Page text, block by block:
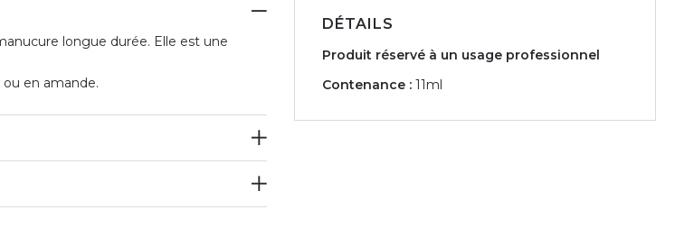
longue durée. Elle est une
ou en amande.
DÉTAILS
Produit réservé à un usage professionnel
Contenance : 11ml